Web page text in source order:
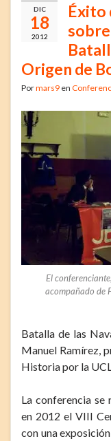
DIC
18
2012
Éxito
Origen de
Pormars9 en
El
acompañado de
Batalla de las
Manuel Ramírez,
Historia por la
La conferencia se
en 2012 el VIII
con una